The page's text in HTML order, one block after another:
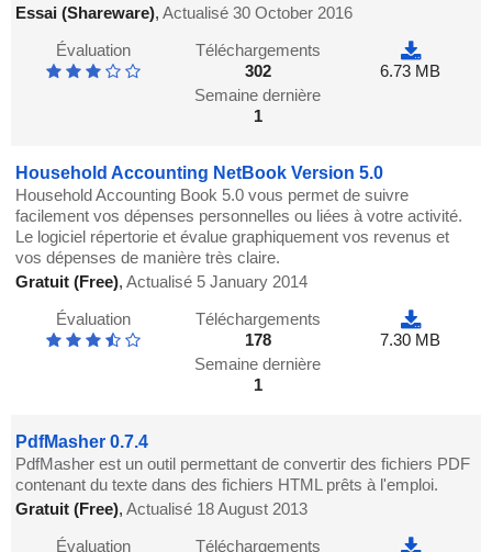
Essai (Shareware),Actualisé 30 October 2016
Évaluation
Téléchargements
302
Semaine dernière
1
6.73 MB
Household Accounting NetBook Version 5.0
Household Accounting Book 5.0 vous permet de suivre
facilement vos dépenses personnelles ou liées à votre activité.
Le logiciel répertorie et évalue graphiquement vos revenus et
vos dépenses de manière très claire.
Gratuit (Free),Actualisé 5 January 2014
Évaluation
Téléchargements
178
Semaine dernière
1
7.30 MB
PdfMasher 0.7.4
PdfMasher est un outil permettant de convertir des fichiers PDF
contenant du texte dans des fichiers HTML prêts à l'emploi.
Gratuit (Free),Actualisé 18 August 2013
Évaluation
Téléchargements